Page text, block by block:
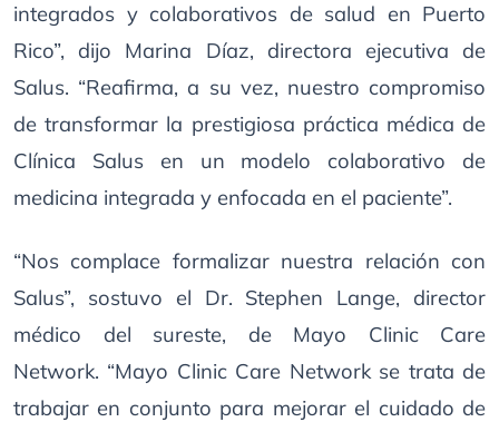
integrados y colaborativos de salud en Puerto
Rico”, dijo Marina Díaz, directora ejecutiva de
Salus. “Reafirma, a su vez, nuestro compromiso
de transformar la prestigiosa práctica médica de
Clínica Salus en un modelo colaborativo de
medicina integrada y enfocada en el paciente”.
“Nos complace formalizar nuestra relación con
Salus”, sostuvo el Dr. Stephen Lange, director
médico del sureste, de Mayo Clinic Care
Network. “Mayo Clinic Care Network se trata de
trabajar en conjunto para mejorar el cuidado de